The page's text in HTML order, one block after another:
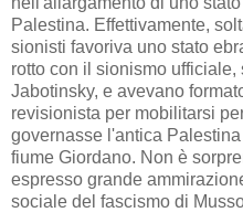
Palestina. Effettivamente,
sionisti favoriva uno stato
rotto con il sionismo
Jabotinsky, e avevano
revisionista per mobilitarsi
governasse l'antica
fiume Giordano. Non è
espresso grande
sociale del fascismo di